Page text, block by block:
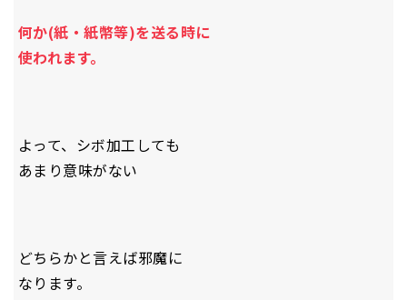
何か(紙・紙幣等)を送る時に
使われます。
よって、シボ加工しても
あまり意味がない
どちらかと言えば邪魔に
なります。